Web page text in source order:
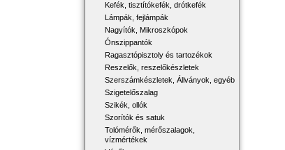
Kefék, tisztítókefék, drótkefék
Lámpák, fejlámpák
Nagyítók, Mikroszkópok
Ónszippantók
Ragasztópisztoly és tartozékok
Reszelők, reszelőkészletek
Szerszámkészletek, Állványok, egyéb
Szigetelőszalag
Szikék, ollók
Szorítók és satuk
Tolómérők, mérőszalagok,
vízmértékek